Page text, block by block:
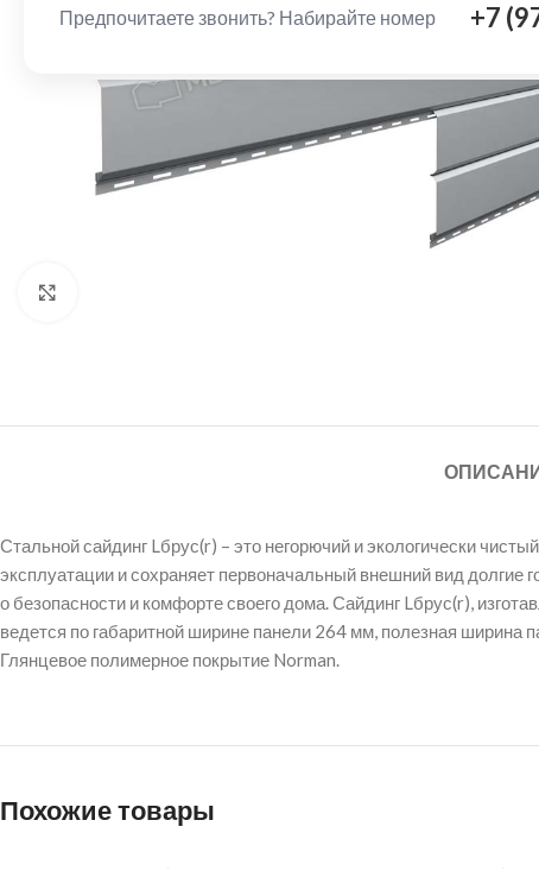
Предпочитаете звонить? Набирайте номер +7
Стальной сайдинг Lбрус(r) – это негорючий и экологически
эксплуатации и сохраняет первоначальный внешний вид
о безопасности и комфорте своего дома. Сайдинг Lбрус(r),
ведется по габаритной ширине панели 264 мм, полезная ширина
Глянцевое полимерное покрытие Norman.
Похожие товары